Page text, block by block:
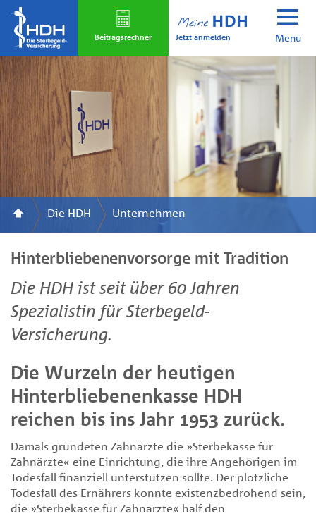
Skip
main
content
Beitrags­rechner Jetzt anmelden Menü
Die HDH Unternehmen
Hinterbliebenenvorsorge mit Tradition
Die HDH ist seit über 60 Jahren
Spezialistin für Sterbegeld-
Versicherung.
Die Wurzeln der heutigen
Hinterbliebenenkasse HDH
reichen bis ins Jahr 1953 zurück.
Damals gründeten Zahnärzte die »Sterbekasse für
Zahnärzte« eine Einrichtung, die ihre Angehörigen im
Todesfall finanziell unterstützen sollte. Der plötzliche
Todesfall des Ernährers konnte existenzbedrohend sein,
die »Sterbekasse für Zahnärzte« half den